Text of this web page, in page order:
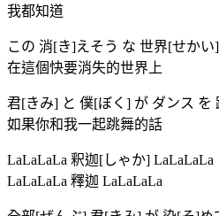
我都知道
この 消[き]えそう な 世界[せか
在這個快要消失的世界上
君[きみ] と 僕[ぼく] が ダンス を
如果你和我一起跳舞的話
LaLaLaLa 釈迦[しゃか] LaLaLaLa
LaLaLaLa 釋迦 LaLaLaLa